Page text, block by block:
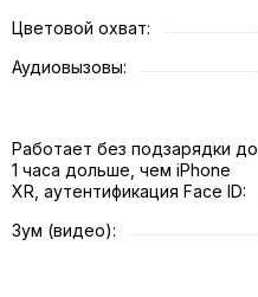
Цветовой охват:
Аудиовызовы:
Работает без подзарядки до
1 часа дольше, чем iPhone
XR, аутентификация Face ID:
Зум (видео):